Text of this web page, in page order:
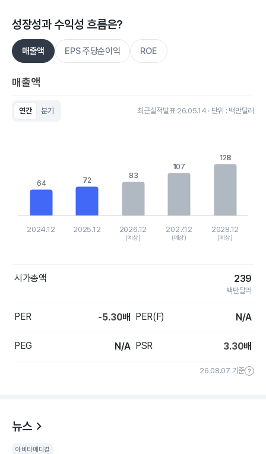
성장성과 수익성 흐름은?
매출액 EPS 주당순이익 ROE
매출액
연간 분기 최근실적발표 26.05.14 · 단위 : 백만달러
The chart has 1 Y axis displaying values. Data ranges from
64
64 72
72
83
83
107
107
128
128
2024.12 2025.12 2026.12
(예상)
2027.12
(예상)
2028.12
(예상)
시가총액 239
백만달러
PER -5.30배 PER(F) N/A
PEG N/A PSR 3.30배
26.08.07 기준
뉴스
아비타메디컬